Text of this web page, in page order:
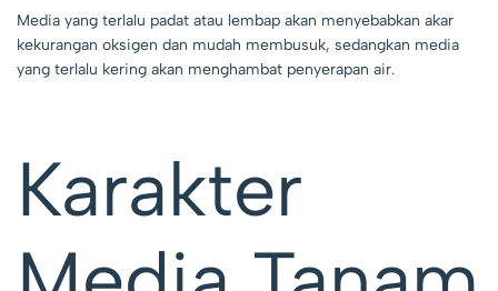
Media yang terlalu padat atau lembap akan menyebabkan akar
kekurangan oksigen dan mudah membusuk, sedangkan media
yang terlalu kering akan menghambat penyerapan air.
Karakter